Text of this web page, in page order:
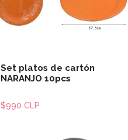
Set platos de cartón
NARANJO 10pcs
Ver detalles
$990 CLP